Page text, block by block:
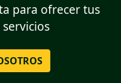
para ofrecer tus